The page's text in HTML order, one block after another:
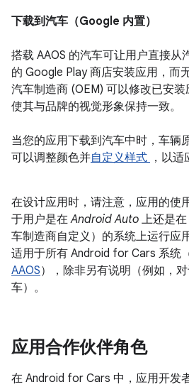
下载到汽车（Google 内置）
搭载 AAOS 的汽车可让用户直接从
的 Google Play 商店安装应用，而
汽车制造商 (OEM) 可以修改已安装
使其与品牌的视觉形象保持一致。
当您的应用下载到汽车中时，车辆
可以调整颜色并自定义样式 ，以适
在设计应用时，请注意，应用的使
于用户是在Android Auto 上还是在
车制造商自定义）的系统上运行应
适用于所有 Android for Cars 系统
AAOS），除非另有说明（例如，
车）。
应用合作伙伴角色
在 Android for Cars 中，应用开发